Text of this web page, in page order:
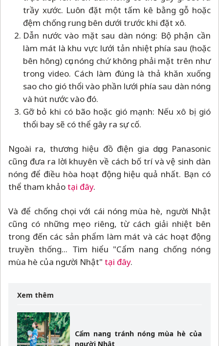
trầy xước. Luôn đặt một tấm kê bằng gỗ hoặc
đệm chống rung bên dưới trước khi đặt xô.
Dẫn nước vào mặt sau dàn nóng: Bộ phận cần
làm mát là khu vực lưới tản nhiệt phía sau (hoặc
bên hông) cục nóng chứ không phải mặt trên như
trong video. Cách làm đúng là thả khăn xuống
sao cho gió thổi vào phần lưới phía sau dàn nóng
và hút nước vào đó.
Gỡ bỏ khi có bão hoặc gió mạnh: Nếu xô bị gió
thổi bay sẽ có thể gây ra sự cố.
Ngoài ra, thương hiệu đồ điện gia dụng Panasonic
cũng đưa ra lời khuyên về cách bố trí và vệ sinh dàn
nóng để điều hòa hoạt động hiệu quả nhất. Bạn có
thể tham khảotại đây.
Và để chống chọi với cái nóng mùa hè, người Nhật
cũng có những mẹo riêng, từ cách giải nhiệt bên
trong đến các sản phẩm làm mát và các hoạt động
truyền thống... Tìm hiểu "Cẩm nang chống nóng
mùa hè của người Nhật" tại đây.
Xem thêm
Cẩm nang tránh nóng mùa hè của
người Nhật